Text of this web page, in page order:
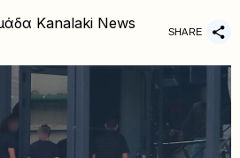
Kanalaki News SHARE